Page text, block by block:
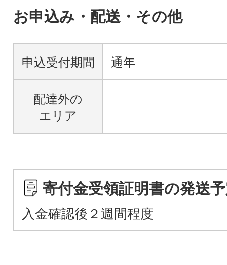
お申込み・配送・その他
申込受付期間 通年
配達外の
エリア
寄付金受領証明書の発送
入金確認後２週間程度